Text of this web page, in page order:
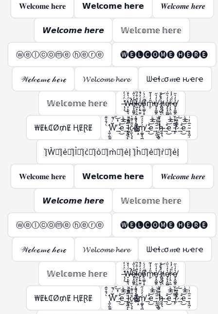
𝐖𝐞𝐥𝐜𝐨𝐦𝐞 𝐡𝐞𝐫𝐞 𝗪𝗲𝗹𝗰𝗼𝗺𝗲 𝗵𝗲𝗿𝗲 𝑾𝒆𝒍𝒄𝒐𝒎𝒆 𝒉𝒆𝒓𝒆
𝙒𝙚𝙡𝙘𝙤𝙢𝙚 𝙝𝙚𝙧𝙚 𝕎𝕖𝕝𝕔𝕠𝕞𝕖 𝕙𝕖𝕣𝕖
ⓦⓔⓛⓒⓞⓜⓔ ⓗⓔⓡⓔ 🅦🅔🅛🅒🅞🅜🅔 🅗🅔🅡🅔
𝒲ℯ𝓁𝒸ℴ𝓂ℯ 𝒽ℯ𝓇ℯ 𝓦𝓮𝓵𝓬𝓸𝓶𝓮 𝓱𝓮𝓻𝓮 ᗯҽɬ𝓬σ𝓶ҽ ԋҽɾҽ
𝕎𝕖𝕝𝕔𝕠𝕞𝕖 𝕙𝕖𝕣𝕖 ̶̢̹͑̈́́̍́͌͘͜Ẅ̶̵̛͓̙̣̯͉̳̣́̔̊̋̃̔̋̍̿̀͒̕̚͠͝e̸̵̞͙̰̻̭̖̭͓̫͔̩̔̒͛̋͑̅̍͐̚͜l̷̶͖͙͕̦̫̺̣̙̳͚̄̇͒́͂̈́͆̇͑͗̽͘͘c̸̵̨̜͍̤͍͍͖̦͎̓́̓́̊̊̆̈̑̀̊͐́ǫ̸̴̤̳̩̝̭̗͉̣̱̦͒̈́́̀͒̅̽̿̽͘̚m̵̵̱̣̎̒̍̾̃̔̋̍̿̀͒̕͝e̸̞͙̰̻̭̖̭͓̫̔̒͛̋͜ ̷̢̡̺̥͎̝͈̬͈̳̈́̔͑͝h̸̵̢̢̥̟̤̜̺̳̣̔͑̊̇̀̏̈́̍̋̄̃̔̋̍̿̀͒͝ͅe̸̷̡̞͙̰̻̭̖̭͓̫̭̱̬̔̒͛̋͐̏͊͜͠͝ŗ̷̵̢̤͕̼̣̈̋́̓̾̄̿̃̔̋̍̿̀͒͜͜͝e̸̞͙̰̻̭̖̭͓̫̔̒͛̋͜
₩ɆⱠ₵Ø₥Ɇ ⱧɆⱤɆ ̢̛̫̦̫̫̪͍̪̝̳̠̖̠̀̉̂̌͊ͩ̑͌̀W̶̨̺͕̖̗͕̮̭̳͈̙̩͑ͬ̉͂͋̈́ͯ͂ͨͭ̇͐͊͆̑̏̋ͭ́̋̓ͮ̾ͭ̆̇̚̕͢͜͠͡_̶̷̧̢͉̠̘̹̼͚̣͇͍̊ͪͨ̊̈́ͩ̎͆̔ͨ̊͐ͣ̈̀͐ͫ͜͝͞͠ͅe_̴̧̞͖̦͓̞̗̙͚̄̅ͭ͗ͥ̈́̇ͬͧͣ͘͞͡l̶̵̷̛͚̗̥̯̞͎̖̬̝̤̯͈̭͓̪̗̫̱̜͙̗̦̤̪̝̳͎̝̝̳̦̲͉̩̠͆̿ͩ͊̒͛ͪ͐̅ͩ̅ͭ͑͌̽̍̾̐ͬ̔̏͂̎̔̀͛͒͝͠ͅç̷̢̠̫̹̞̞̲̬̤͎͚̗̐̍͌̒̇̀̈́̊̂̓ͣͮ̏̽͗ͥͭ̓̌̐̽̐ͭ͜͜͢ͅo̶̶̴̸̬̮̜̳̬͙̤̗͎̗̦̲͕̠̰̱̣͕̮̰͇̖͚̫̬̲ͤ͛̑͌̇ͭ́͊̍̈̏͛͑̈ͮ̏̆ͩ̇̊̂͘̚͘͢͡ͅḿ̸̦̻͙͉̻̟̲̭̟͓̬̓ͯ́̋̓ͮ̾ͭ̆̇͞͡_̶̷̧̢͉̠̘̹̼͚̣͇͍̊ͪͨ̊̈́ͩ̎͆̔ͨ̊͐ͣ̈̀͐ͫ͜͝͞͠ͅe_̴̧̞͖̦̄̅ͭ͗ͥ ̖̱̮͙̻̞̦̙̝͖ͫ̿̎͊̀̇͡͠͝h̷̸̢̝͕̥̗̜̹̠͉̗ͮ̒̌͆͑͌̀͆̀̇ͦ͒̓́̋̓ͮ̾ͭ̆̇͢͟͞͡ͅ_̶̷̧̢͉̠̘̹̼͚̣͇͍̊ͪͨ̊̈́ͩ̎͆̔ͨ̊͐ͣ̈̀͐ͫ͜͝͞͠ͅe_̴̧̢̞͖̦͉̲̬̤͙̪͎̣̰̱̘̯̜̭̖̲̄̅ͭ͗ͥ͒ͫ̃ͪ͒̓ͦ̓͒̎͂̌͌̾̀̄͊ͫ͘͘͢͜͜r̴̷̨̨̢̢̫̯͇̙̱̫͇͇͎̒ͩ̓́̈ͥ͗̓ͤ̊́͒ͬ̓̀́̋̓ͮ̾ͭ̆̇̕͜͠͡ͅ_̶̷̧̢͉̠̘̹̼͚̣͇͍̊ͪͨ̊̈́ͩ̎͆̔ͨ̊͐ͣ̈̀͐ͫ͜͝͞͠ͅe_̴̧̞͖̦̄̅ͭ͗ͥ
͛⦚W͛⦚͛⦚e͛⦚͛⦚l͛⦚͛⦚c͛⦚͛⦚o͛⦚͛⦚m͛⦚͛⦚e͛⦚ ͛⦚h͛⦚͛⦚e͛⦚͛⦚r͛⦚͛⦚e͛⦚
𝐖𝐞𝐥𝐜𝐨𝐦𝐞 𝐡𝐞𝐫𝐞 𝗪𝗲𝗹𝗰𝗼𝗺𝗲 𝗵𝗲𝗿𝗲 𝑾𝒆𝒍𝒄𝒐𝒎𝒆 𝒉𝒆𝒓𝒆
𝙒𝙚𝙡𝙘𝙤𝙢𝙚 𝙝𝙚𝙧𝙚 𝕎𝕖𝕝𝕔𝕠𝕞𝕖 𝕙𝕖𝕣𝕖
ⓦⓔⓛⓒⓞⓜⓔ ⓗⓔⓡⓔ 🅦🅔🅛🅒🅞🅜🅔 🅗🅔🅡🅔
𝒲ℯ𝓁𝒸ℴ𝓂ℯ 𝒽ℯ𝓇ℯ 𝓦𝓮𝓵𝓬𝓸𝓶𝓮 𝓱𝓮𝓻𝓮 ᗯҽɬ𝓬σ𝓶ҽ ԋҽɾҽ
𝕎𝕖𝕝𝕔𝕠𝕞𝕖 𝕙𝕖𝕣𝕖 ̶̢̹͑̈́́̍́͌͘͜Ẅ̶̵̛͓̙̣̯͉̳̣́̔̊̋̃̔̋̍̿̀͒̕̚͠͝e̸̵̞͙̰̻̭̖̭͓̫͔̩̔̒͛̋͑̅̍͐̚͜l̷̶͖͙͕̦̫̺̣̙̳͚̄̇͒́͂̈́͆̇͑͗̽͘͘c̸̵̨̜͍̤͍͍͖̦͎̓́̓́̊̊̆̈̑̀̊͐́ǫ̸̴̤̳̩̝̭̗͉̣̱̦͒̈́́̀͒̅̽̿̽͘̚m̵̵̱̣̎̒̍̾̃̔̋̍̿̀͒̕͝e̸̞͙̰̻̭̖̭͓̫̔̒͛̋͜ ̷̢̡̺̥͎̝͈̬͈̳̈́̔͑͝h̸̵̢̢̥̟̤̜̺̳̣̔͑̊̇̀̏̈́̍̋̄̃̔̋̍̿̀͒͝ͅe̸̷̡̞͙̰̻̭̖̭͓̫̭̱̬̔̒͛̋͐̏͊͜͠͝ŗ̷̵̢̤͕̼̣̈̋́̓̾̄̿̃̔̋̍̿̀͒͜͜͝e̸̞͙̰̻̭̖̭͓̫̔̒͛̋͜
₩ɆⱠ₵Ø₥Ɇ ⱧɆⱤɆ ̢̛̫̦̫̫̪͍̪̝̳̠̖̠̀̉̂̌͊ͩ̑͌̀W̶̨̺͕̖̗͕̮̭̳͈̙̩͑ͬ̉͂͋̈́ͯ͂ͨͭ̇͐͊͆̑̏̋ͭ́̋̓ͮ̾ͭ̆̇̚̕͢͜͠͡_̶̷̧̢͉̠̘̹̼͚̣͇͍̊ͪͨ̊̈́ͩ̎͆̔ͨ̊͐ͣ̈̀͐ͫ͜͝͞͠ͅe_̴̧̞͖̦͓̞̗̙͚̄̅ͭ͗ͥ̈́̇ͬͧͣ͘͞͡l̶̵̷̛͚̗̥̯̞͎̖̬̝̤̯͈̭͓̪̗̫̱̜͙̗̦̤̪̝̳͎̝̝̳̦̲͉̩̠͆̿ͩ͊̒͛ͪ͐̅ͩ̅ͭ͑͌̽̍̾̐ͬ̔̏͂̎̔̀͛͒͝͠ͅç̷̢̠̫̹̞̞̲̬̤͎͚̗̐̍͌̒̇̀̈́̊̂̓ͣͮ̏̽͗ͥͭ̓̌̐̽̐ͭ͜͜͢ͅo̶̶̴̸̬̮̜̳̬͙̤̗͎̗̦̲͕̠̰̱̣͕̮̰͇̖͚̫̬̲ͤ͛̑͌̇ͭ́͊̍̈̏͛͑̈ͮ̏̆ͩ̇̊̂͘̚͘͢͡ͅḿ̸̦̻͙͉̻̟̲̭̟͓̬̓ͯ́̋̓ͮ̾ͭ̆̇͞͡_̶̷̧̢͉̠̘̹̼͚̣͇͍̊ͪͨ̊̈́ͩ̎͆̔ͨ̊͐ͣ̈̀͐ͫ͜͝͞͠ͅe_̴̧̞͖̦̄̅ͭ͗ͥ ̖̱̮͙̻̞̦̙̝͖ͫ̿̎͊̀̇͡͠͝h̷̸̢̝͕̥̗̜̹̠͉̗ͮ̒̌͆͑͌̀͆̀̇ͦ͒̓́̋̓ͮ̾ͭ̆̇͢͟͞͡ͅ_̶̷̧̢͉̠̘̹̼͚̣͇͍̊ͪͨ̊̈́ͩ̎͆̔ͨ̊͐ͣ̈̀͐ͫ͜͝͞͠ͅe_̴̧̢̞͖̦͉̲̬̤͙̪͎̣̰̱̘̯̜̭̖̲̄̅ͭ͗ͥ͒ͫ̃ͪ͒̓ͦ̓͒̎͂̌͌̾̀̄͊ͫ͘͘͢͜͜r̴̷̨̨̢̢̫̯͇̙̱̫͇͇͎̒ͩ̓́̈ͥ͗̓ͤ̊́͒ͬ̓̀́̋̓ͮ̾ͭ̆̇̕͜͠͡ͅ_̶̷̧̢͉̠̘̹̼͚̣͇͍̊ͪͨ̊̈́ͩ̎͆̔ͨ̊͐ͣ̈̀͐ͫ͜͝͞͠ͅe_̴̧̞͖̦̄̅ͭ͗ͥ